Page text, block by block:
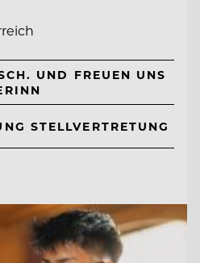
UND FREUEN UNS
STELLVERTRETUNG